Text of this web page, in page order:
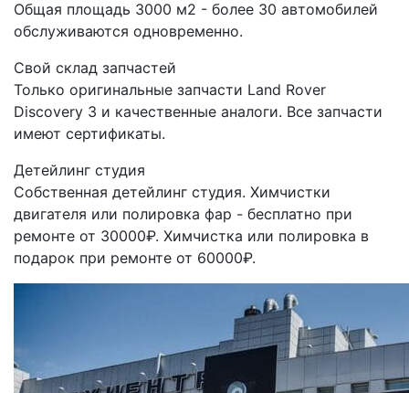
Общая площадь 3000 м2 - более 30 автомобилей
обслуживаются одновременно.
Свой склад запчастей
Только оригинальные запчасти Land Rover
Discovery 3 и качественные аналоги. Все запчасти
имеют сертификаты.
Детейлинг студия
Собственная детейлинг студия. Химчистки
двигателя или полировка фар - бесплатно при
ремонте от 30000₽. Химчистка или полировка в
подарок при ремонте от 60000₽.